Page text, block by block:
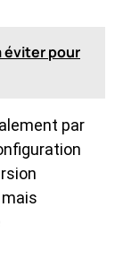
éviter pour
par